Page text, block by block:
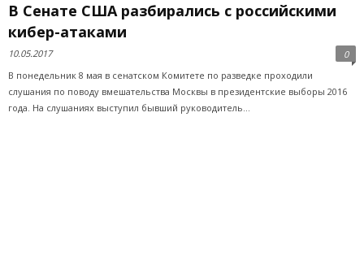
В Сенате США разбирались с российскими
кибер-атаками
10.05.2017
0
В понедельник 8 мая в сенатском Комитете по разведке проходили
слушания по поводу вмешательства Москвы в президентские выборы 2016
года. На слушаниях выступил бывший руководитель...